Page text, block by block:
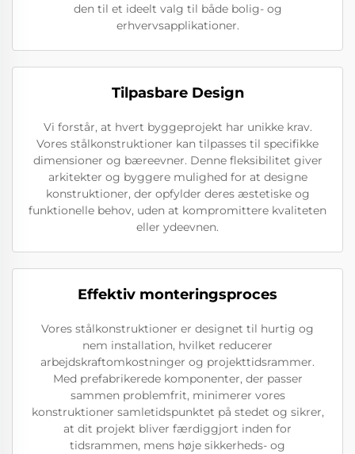
den til et ideelt valg til både bolig- og
erhvervsapplikationer.
Tilpasbare Design
Vi forstår, at hvert byggeprojekt har unikke krav.
Vores stålkonstruktioner kan tilpasses til specifikke
dimensioner og bæreevner. Denne fleksibilitet giver
arkitekter og byggere mulighed for at designe
konstruktioner, der opfylder deres æstetiske og
funktionelle behov, uden at kompromittere kvaliteten
eller ydeevnen.
Effektiv monteringsproces
Vores stålkonstruktioner er designet til hurtig og
nem installation, hvilket reducerer
arbejdskraftomkostninger og projekttidsrammer.
Med prefabrikerede komponenter, der passer
sammen problemfrit, minimerer vores
konstruktioner samletidspunktet på stedet og sikrer,
at dit projekt bliver færdiggjort inden for
tidsrammen, mens høje sikkerheds- og